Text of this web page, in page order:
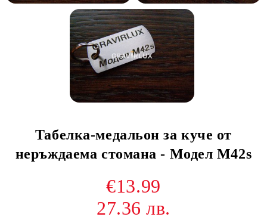
Табелка-медальон за куче от
неръждаема стомана - Модел М42s
€13.99
27.36 лв.